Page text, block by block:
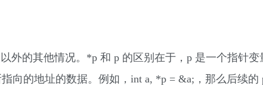
外的其他情况。*p 和 p 的区别在于，p 是一个指针变
向的地址的数据。例如，int a, *p = &a;，那么后续的